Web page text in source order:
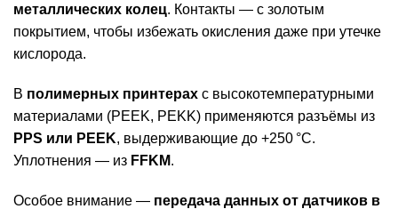
металлических колец. Контакты — с золотым
покрытием, чтобы избежать окисления даже при утечке
кислорода.
В полимерных принтерах с высокотемпературными
материалами (PEEK, PEKK) применяются разъёмы из
PPS или PEEK, выдерживающие до +250 °C.
Уплотнения — из FFKM.
Особое внимание — передача данных от датчиков в